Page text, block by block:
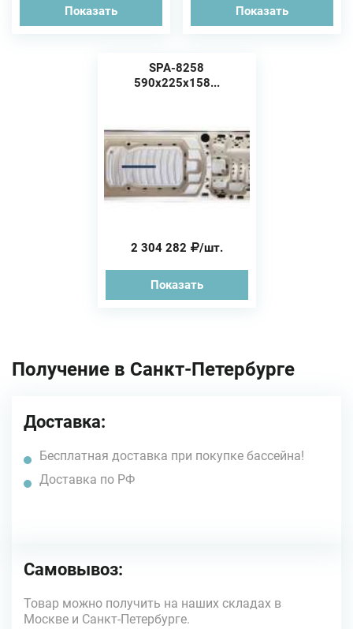
Показать Показать
SPA-8258
590х225х158...
2 304 282 /шт.
Показать
Получение в Санкт-Петербурге
Доставка:
Бесплатная доставка при покупке бассейна!
Доставка по РФ
Самовывоз:
Товар можно получить на наших складах в
Москве и Санкт-Петербурге.